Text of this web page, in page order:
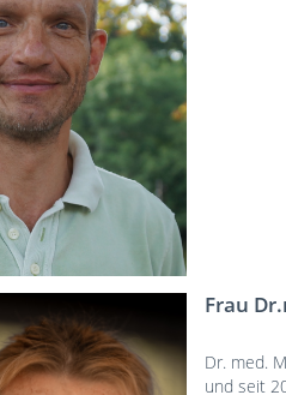
Frau
Dr. med.
und seit